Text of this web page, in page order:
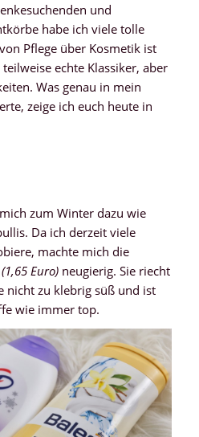
und
habe ich viele tolle
Pflege über Kosmetik ist
echte Klassiker, aber
Was genau in mein
zeige ich euch heute in
zum Winter dazu wie
Da ich derzeit viele
machte mich die
Euro)neugierig. Sie riecht
nicht zu klebrig süß und ist
wie immer top.